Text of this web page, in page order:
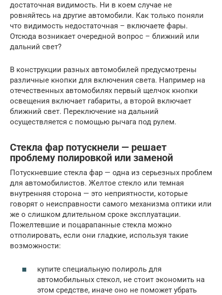
достаточная видимость. Ни в коем случае не
ровняйтесь на другие автомобили. Как только поняли
что видимость недостаточная – включаете фары.
Отсюда возникает очередной вопрос – ближний или
дальний свет?
В конструкции разных автомобилей предусмотрены
различные кнопки для включения света. Например на
отечественных автомобилях первый щелчок кнопки
освещения включает габариты, а второй включает
ближний свет. Переключение на дальний
осуществляется с помощью рычага под рулем.
Стекла фар потускнели — решает
проблему полировкой или заменой
Потускневшие стекла фар — одна из серьезных проблем
для автомобилистов. Желтое стекло или темная
внутренняя сторона — это неприятности, которые
говорят о неисправности самого механизма оптики или
же о слишком длительном сроке эксплуатации.
Пожелтевшие и поцарапанные стекла можно
отполировать, если они гладкие, используя такие
возможности:
купите специальную полироль для
автомобильных стекол, не стоит экономить на
этом средстве, иначе оно не поможет убрать